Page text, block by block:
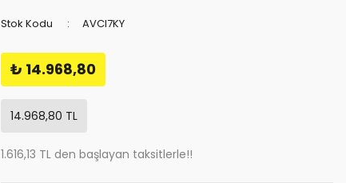
Stok Kodu AVCI7KY
₺ 14.968,80
14.968,80 TL
1.616,13 TL den başlayan taksitlerle!!